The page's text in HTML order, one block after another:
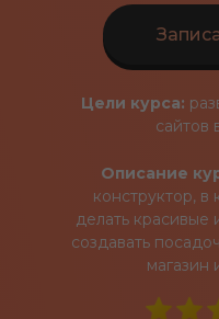
Описание
конструктор, в
делать красивые
создавать
магазин
Цели курса:
сайтов